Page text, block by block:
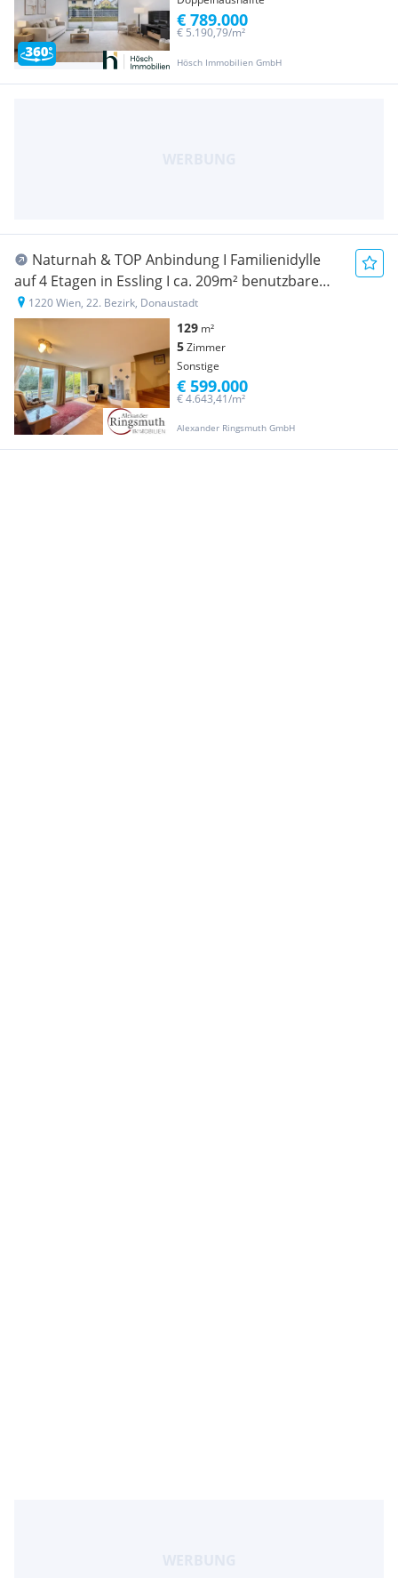
Hösch Immobilien GmbH
€ 5.190,79/m²
€ 789.000
Naturnah & TOP Anbindung I Familienidylle
auf 4 Etagen in Essling I ca. 209m² benutzbare
Fläche I Kamin
1220 Wien, 22. Bezirk, Donaustadt
129 m²
5Zimmer
Sonstige
Alexander Ringsmuth GmbH
€ 4.643,41/m²
€ 599.000